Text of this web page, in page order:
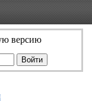
версию